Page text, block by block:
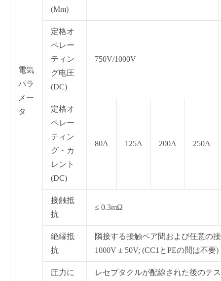
電気
パラ
メー
タ
(Mm)
定格オ
ペレー
ティン
グ电圧
(DC)
750V/1000V
定格オ
ペレー
ティン
グ・カ
レント
(DC)
80A 125A 200A 250A
接触抵
抗
≤ 0.3mΩ
絶縁抵
抗
隣接する接触ペア間および任意の
1000V ± 50V; (CC1とPEの間は不要)
圧力に
レセプタクルが配線された後のテ